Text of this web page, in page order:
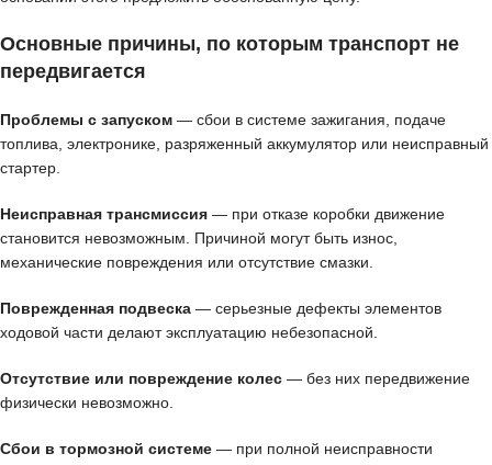
Основные причины, по которым транспорт не
передвигается
Проблемы с запуском — сбои в системе зажигания, подаче
топлива, электронике, разряженный аккумулятор или неисправный
стартер.
Неисправная трансмиссия — при отказе коробки движение
становится невозможным. Причиной могут быть износ,
механические повреждения или отсутствие смазки.
Поврежденная подвеска — серьезные дефекты элементов
ходовой части делают эксплуатацию небезопасной.
Отсутствие или повреждение колес — без них передвижение
физически невозможно.
Сбои в тормозной системе — при полной неисправности